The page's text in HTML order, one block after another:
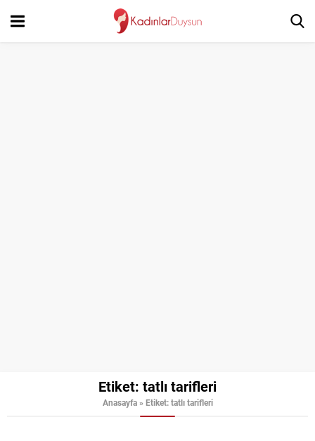
Etiket: tatlı tarifleri
Anasayfa » Etiket: tatlı tarifleri